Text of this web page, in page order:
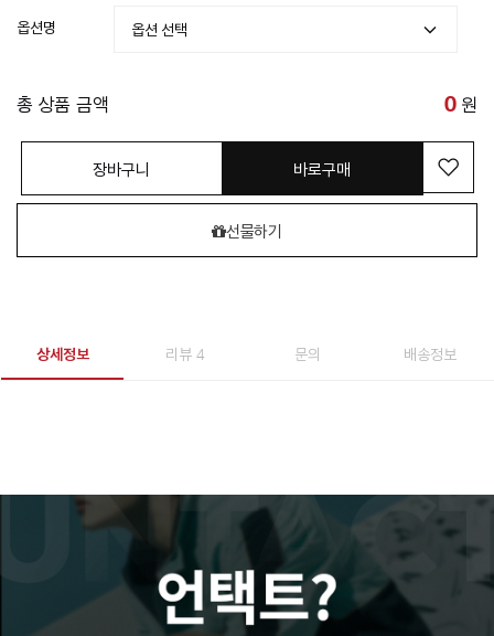
옵션명
총 상품 금액 0 원
장바구니 바로구매
선물하기
상세정보 리뷰 4 문의 배송정보